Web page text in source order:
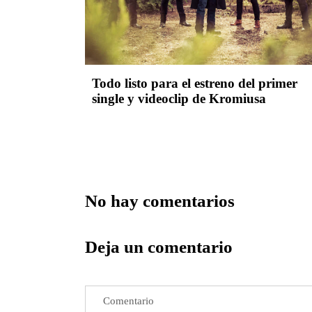
Todo listo para el estreno del primer
single y videoclip de Kromiusa
No hay comentarios
Deja un comentario